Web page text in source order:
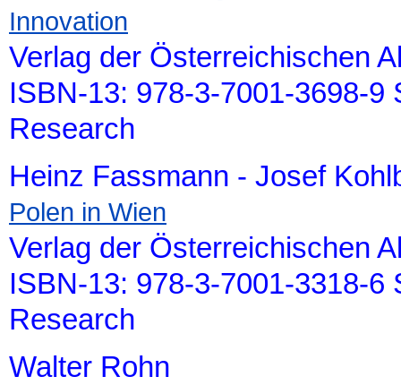
Innovation
Verlag der Österreichischen
ISBN-13: 978-3-7001-3698-9
Research
Heinz Fassmann - Josef
Polen in Wien
Verlag der Österreichischen
ISBN-13: 978-3-7001-3318-6
Research
Walter Rohn